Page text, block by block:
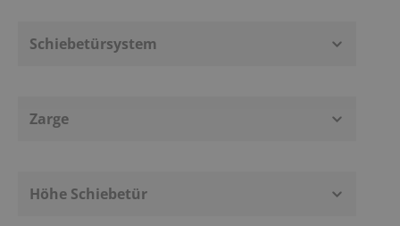
Schiebetürsystem
Zarge
Höhe Schiebetür